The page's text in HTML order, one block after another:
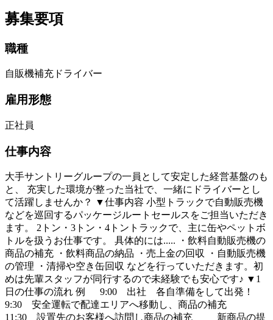
募集要項
職種
自販機補充ドライバー
雇用形態
正社員
仕事内容
大手サントリーグループの一員として安定した経営基盤のも
と、 充実した環境が整った当社で、一緒にドライバーとし
て活躍しませんか？ ▼仕事内容 小型トラックで自動販売機
などを巡回するパッケージルートセールスをご担当いただき
ます。 2トン・3トン・4トントラックで、主に缶やペットボ
トルを扱うお仕事です。 具体的には..... ・飲料自動販売機の
商品の補充 ・飲料商品の納品 ・売上金の回収 ・自動販売機
の管理 ・清掃や空き缶回収 などを行っていただきます。初
めは先輩スタッフが同行するので未経験でも安心です♪ ▼1
日の仕事の流れ 例 9:00 出社 各自準備をして出発！
9:30 安全運転で配達エリアへ移動し、商品の補充
11:30 設置先のお客様へ訪問し商品の補充 新商品の提